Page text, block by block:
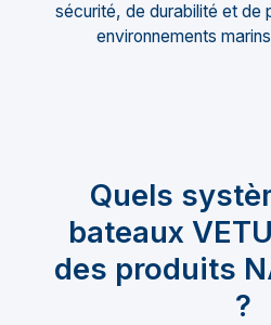
sécurité, de durabilité et de
environnements
Quels
bateaux
des produits
?